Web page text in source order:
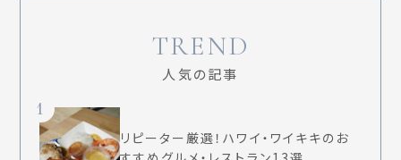
TREND
人気の記事
1
リピーター厳選！ハワイ・ワイキキのお